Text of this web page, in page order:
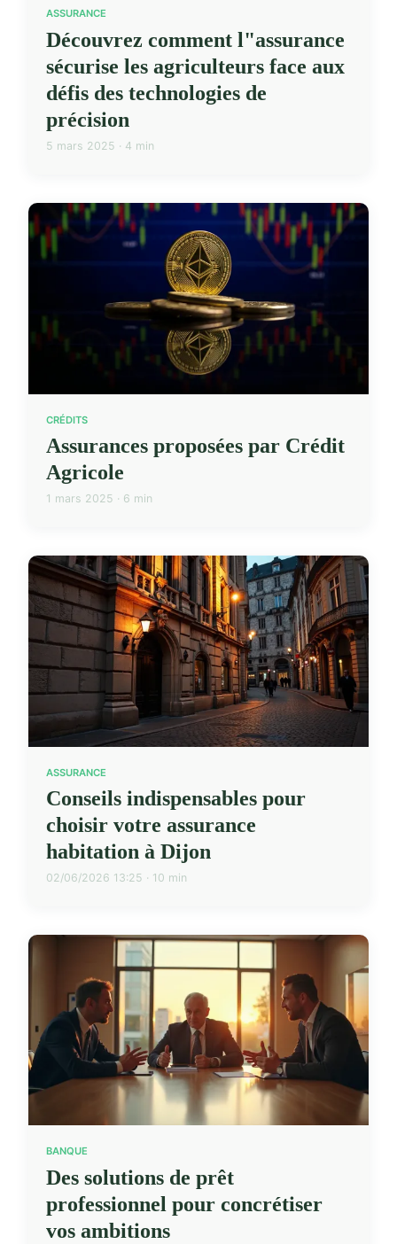
ASSURANCE
Découvrez comment l"assurance
sécurise les agriculteurs face aux
défis des technologies de
précision
5 mars 2025 · 4 min
CRÉDITS
Assurances proposées par Crédit
Agricole
1 mars 2025 · 6 min
ASSURANCE
Conseils indispensables pour
choisir votre assurance
habitation à Dijon
02/06/2026 13:25 · 10 min
BANQUE
Des solutions de prêt
professionnel pour concrétiser
vos ambitions